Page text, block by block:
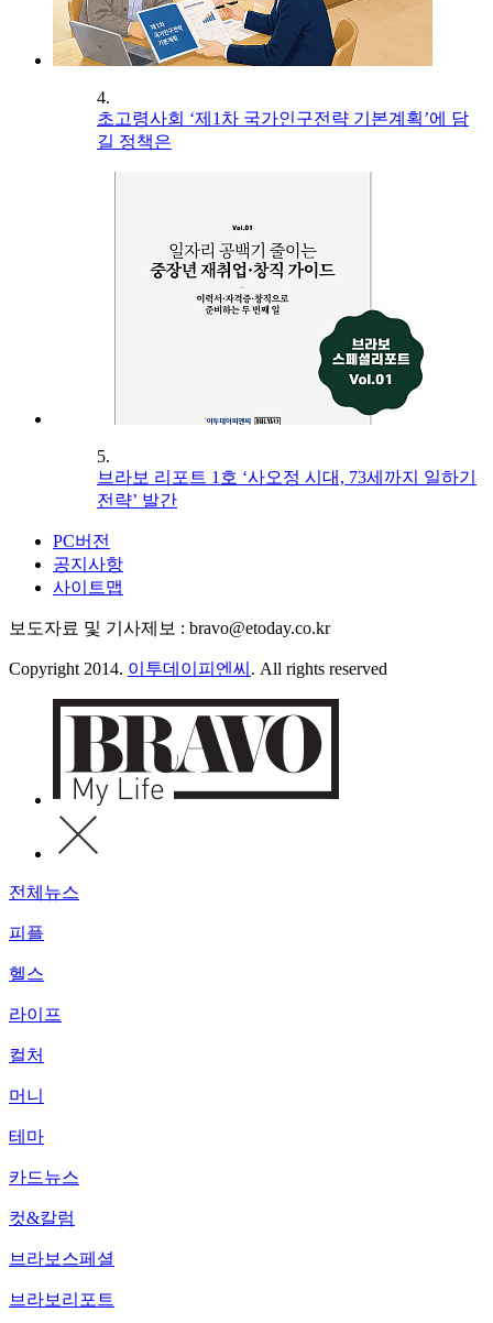
4.
초고령사회 ‘제1차 국가인구전략 기본계획’에 담
길 정책은
5.
브라보 리포트 1호 ‘사오정 시대, 73세까지 일하기
전략’ 발간
PC버전
공지사항
사이트맵
보도자료 및 기사제보 : bravo@etoday.co.kr
Copyright 2014. 이투데이피엔씨 . All rights reserved
전체뉴스
피플
헬스
라이프
컬처
머니
테마
카드뉴스
컷&칼럼
브라보스페셜
브라보리포트